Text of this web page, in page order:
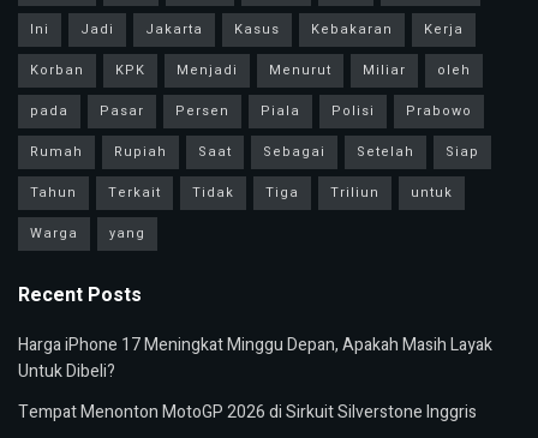
Ini
Jadi Jakarta Kasus Kebakaran
Kerja
Korban
KPK Menjadi Menurut Miliar
oleh
pada
Pasar Persen Piala Polisi
Prabowo
Rumah
Rupiah Saat Sebagai Setelah
Siap
Tahun
Terkait Tidak Tiga Triliun
untuk
Warga
yang
Recent Posts
Harga iPhone 17 Meningkat Minggu Depan, Apakah Masih Layak
Untuk Dibeli?
Tempat Menonton MotoGP 2026 di Sirkuit Silverstone Inggris